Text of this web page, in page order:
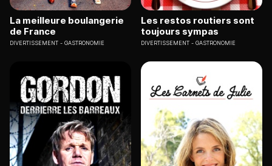
La meilleure boulangerie
de France
DIVERTISSEMENT GASTRONOMIE
Les restos routiers sont
toujours sympas
DIVERTISSEMENT GASTRONOMIE